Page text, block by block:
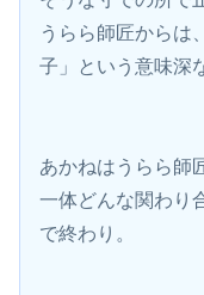
うらら師匠からは
子」という意味深
あかねはうらら師
一体どんな関わり
で終わり。